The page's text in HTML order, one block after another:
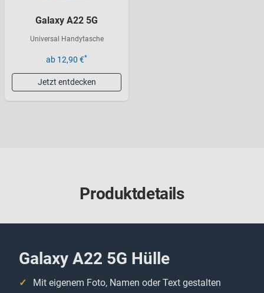
Galaxy A22 5G
Universal Handytasche
ab 12,90 €*
Jetzt entdecken
Produktdetails
Galaxy A22 5G Hülle
Mit eigenem Foto, Namen oder Text gestalten